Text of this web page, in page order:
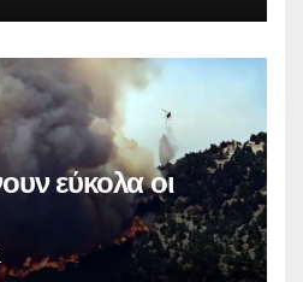
εύκολα οι